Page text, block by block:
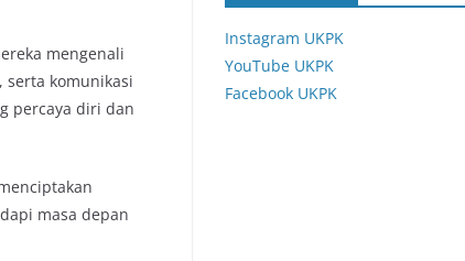
mengenali
komunikasi
percaya diri dan
masa depan
Instagram UKPK
YouTube UKPK
Facebook UKPK